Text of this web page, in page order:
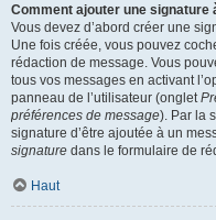
Comment ajouter une signature
Vous devez d’abord créer une
Une fois créée, vous pouvez
rédaction de message. Vous
tous vos messages en activant
panneau de l’utilisateur (onglet
préférences de message). Par la
signature d’être ajoutée à un
signature dans le formulaire de
Haut